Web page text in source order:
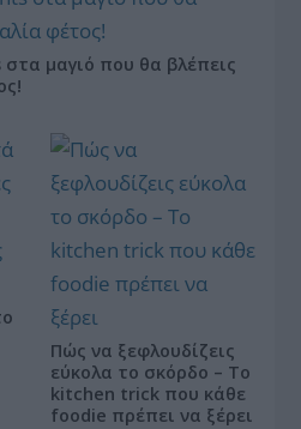
μαγιό που θα βλέπεις
Πώς να ξεφλουδίζεις
εύκολα το σκόρδο – Το
kitchen trick που κάθε
foodie πρέπει να ξέρει